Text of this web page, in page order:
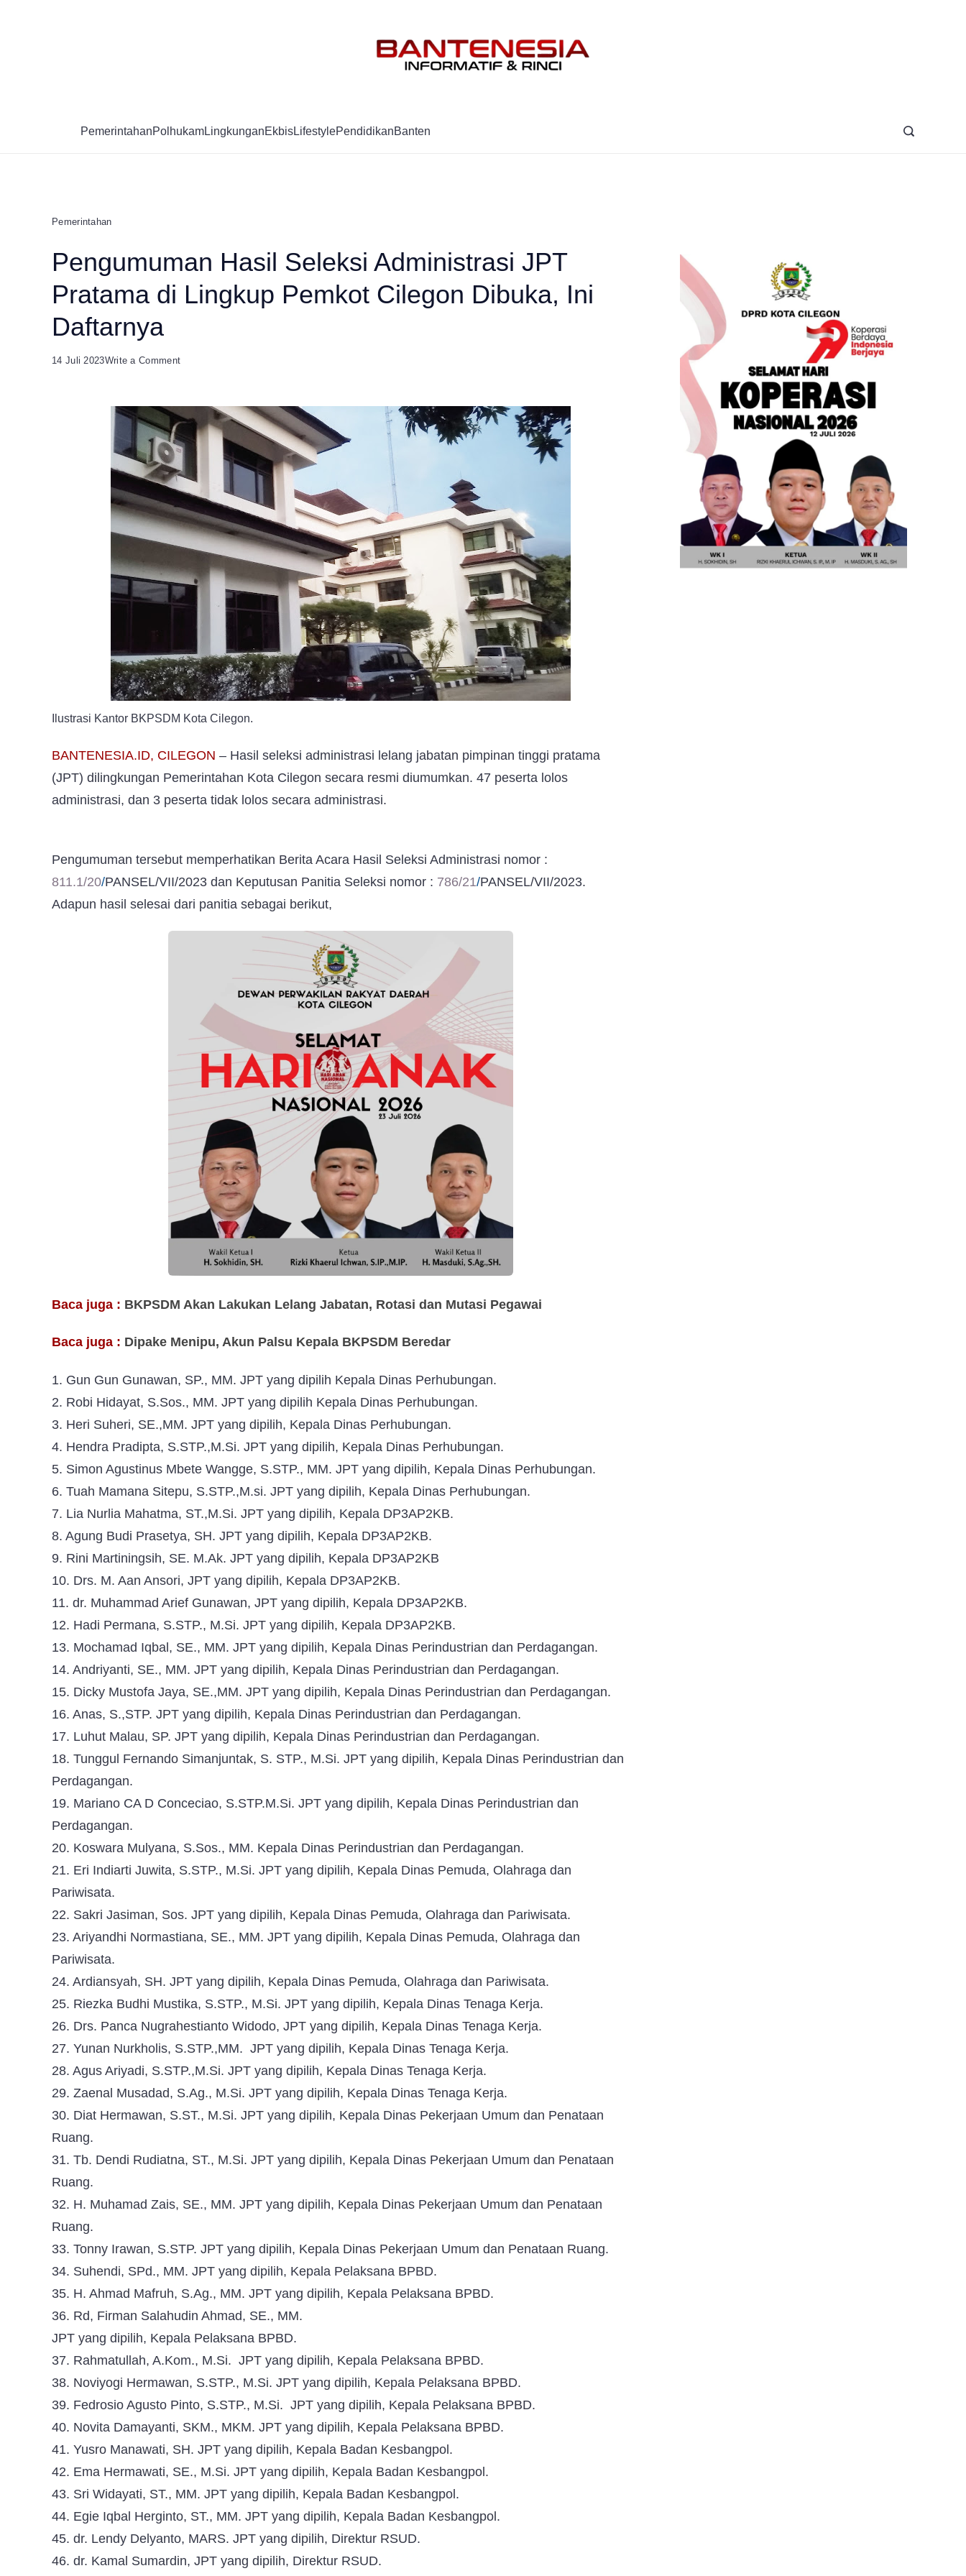
PemerintahanPolhukamLingkunganEkbisLifestylePendidikanBanten
Pemerintahan
Pengumuman Hasil Seleksi Administrasi JPT
Pratama di Lingkup Pemkot Cilegon Dibuka, Ini
Daftarnya
14 Juli 2023Write a Commenton
Seleksi
Administrasi
JPT
Pratama
di
Lingkup
Pemkot
Cilegon
Dibuka,
Ilustrasi Kantor BKPSDM Kota Cilegon.
BANTENESIA.ID, CILEGON – Hasil seleksi administrasi lelang jabatan pimpinan tinggi pratama
(JPT) dilingkungan Pemerintahan Kota Cilegon secara resmi diumumkan. 47 peserta lolos
administrasi, dan 3 peserta tidak lolos secara administrasi.
Pengumuman tersebut memperhatikan Berita Acara Hasil Seleksi Administrasi nomor :
811.1/20/PANSEL/VII/2023 dan Keputusan Panitia Seleksi nomor : 786/21/PANSEL/VII/2023.
Adapun hasil selesai dari panitia sebagai berikut,
Baca juga : BKPSDM Akan Lakukan Lelang Jabatan, Rotasi dan Mutasi Pegawai
Baca juga : Dipake Menipu, Akun Palsu Kepala BKPSDM Beredar
1. Gun Gun Gunawan, SP., MM. JPT yang dipilih Kepala Dinas Perhubungan.
2. Robi Hidayat, S.Sos., MM. JPT yang dipilih Kepala Dinas Perhubungan.
3. Heri Suheri, SE.,MM. JPT yang dipilih, Kepala Dinas Perhubungan.
4. Hendra Pradipta, S.STP.,M.Si. JPT yang dipilih, Kepala Dinas Perhubungan.
5. Simon Agustinus Mbete Wangge, S.STP., MM. JPT yang dipilih, Kepala Dinas Perhubungan.
6. Tuah Mamana Sitepu, S.STP.,M.si. JPT yang dipilih, Kepala Dinas Perhubungan.
7. Lia Nurlia Mahatma, ST.,M.Si. JPT yang dipilih, Kepala DP3AP2KB.
8. Agung Budi Prasetya, SH. JPT yang dipilih, Kepala DP3AP2KB.
9. Rini Martiningsih, SE. M.Ak. JPT yang dipilih, Kepala DP3AP2KB
10. Drs. M. Aan Ansori, JPT yang dipilih, Kepala DP3AP2KB.
11. dr. Muhammad Arief Gunawan, JPT yang dipilih, Kepala DP3AP2KB.
12. Hadi Permana, S.STP., M.Si. JPT yang dipilih, Kepala DP3AP2KB.
13. Mochamad Iqbal, SE., MM. JPT yang dipilih, Kepala Dinas Perindustrian dan Perdagangan.
14. Andriyanti, SE., MM. JPT yang dipilih, Kepala Dinas Perindustrian dan Perdagangan.
15. Dicky Mustofa Jaya, SE.,MM. JPT yang dipilih, Kepala Dinas Perindustrian dan Perdagangan.
16. Anas, S.,STP. JPT yang dipilih, Kepala Dinas Perindustrian dan Perdagangan.
17. Luhut Malau, SP. JPT yang dipilih, Kepala Dinas Perindustrian dan Perdagangan.
18. Tunggul Fernando Simanjuntak, S. STP., M.Si. JPT yang dipilih, Kepala Dinas Perindustrian dan
Perdagangan.
19. Mariano CA D Conceciao, S.STP.M.Si. JPT yang dipilih, Kepala Dinas Perindustrian dan
Perdagangan.
20. Koswara Mulyana, S.Sos., MM. Kepala Dinas Perindustrian dan Perdagangan.
21. Eri Indiarti Juwita, S.STP., M.Si. JPT yang dipilih, Kepala Dinas Pemuda, Olahraga dan
Pariwisata.
22. Sakri Jasiman, Sos. JPT yang dipilih, Kepala Dinas Pemuda, Olahraga dan Pariwisata.
23. Ariyandhi Normastiana, SE., MM. JPT yang dipilih, Kepala Dinas Pemuda, Olahraga dan
Pariwisata.
24. Ardiansyah, SH. JPT yang dipilih, Kepala Dinas Pemuda, Olahraga dan Pariwisata.
25. Riezka Budhi Mustika, S.STP., M.Si. JPT yang dipilih, Kepala Dinas Tenaga Kerja.
26. Drs. Panca Nugrahestianto Widodo, JPT yang dipilih, Kepala Dinas Tenaga Kerja.
27. Yunan Nurkholis, S.STP.,MM. JPT yang dipilih, Kepala Dinas Tenaga Kerja.
28. Agus Ariyadi, S.STP.,M.Si. JPT yang dipilih, Kepala Dinas Tenaga Kerja.
29. Zaenal Musadad, S.Ag., M.Si. JPT yang dipilih, Kepala Dinas Tenaga Kerja.
30. Diat Hermawan, S.ST., M.Si. JPT yang dipilih, Kepala Dinas Pekerjaan Umum dan Penataan
Ruang.
31. Tb. Dendi Rudiatna, ST., M.Si. JPT yang dipilih, Kepala Dinas Pekerjaan Umum dan Penataan
Ruang.
32. H. Muhamad Zais, SE., MM. JPT yang dipilih, Kepala Dinas Pekerjaan Umum dan Penataan
Ruang.
33. Tonny Irawan, S.STP. JPT yang dipilih, Kepala Dinas Pekerjaan Umum dan Penataan Ruang.
34. Suhendi, SPd., MM. JPT yang dipilih, Kepala Pelaksana BPBD.
35. H. Ahmad Mafruh, S.Ag., MM. JPT yang dipilih, Kepala Pelaksana BPBD.
36. Rd, Firman Salahudin Ahmad, SE., MM.
JPT yang dipilih, Kepala Pelaksana BPBD.
37. Rahmatullah, A.Kom., M.Si. JPT yang dipilih, Kepala Pelaksana BPBD.
38. Noviyogi Hermawan, S.STP., M.Si. JPT yang dipilih, Kepala Pelaksana BPBD.
39. Fedrosio Agusto Pinto, S.STP., M.Si. JPT yang dipilih, Kepala Pelaksana BPBD.
40. Novita Damayanti, SKM., MKM. JPT yang dipilih, Kepala Pelaksana BPBD.
41. Yusro Manawati, SH. JPT yang dipilih, Kepala Badan Kesbangpol.
42. Ema Hermawati, SE., M.Si. JPT yang dipilih, Kepala Badan Kesbangpol.
43. Sri Widayati, ST., MM. JPT yang dipilih, Kepala Badan Kesbangpol.
44. Egie Iqbal Herginto, ST., MM. JPT yang dipilih, Kepala Badan Kesbangpol.
45. dr. Lendy Delyanto, MARS. JPT yang dipilih, Direktur RSUD.
46. dr. Kamal Sumardin, JPT yang dipilih, Direktur RSUD.